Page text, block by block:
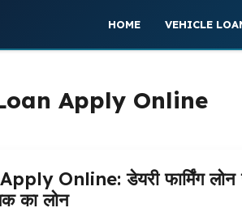
HOME VEHICLE
Apply Online
Online: डेयरी फार्मिंग
का लोन